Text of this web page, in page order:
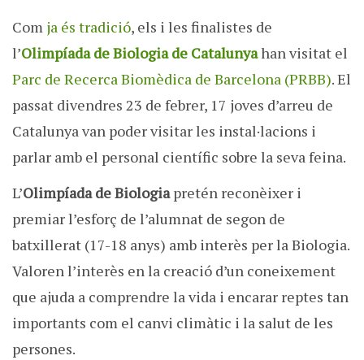
Com ja és tradició, els i les finalistes de
l’Olimpíada de Biologia de Catalunyahan visitat el
Parc de Recerca Biomèdica de Barcelona (PRBB). El
passat divendres 23 de febrer, 17 joves d’arreu de
Catalunya van poder visitar les instal·lacions i
parlar amb el personal científic sobre la seva feina.
L’Olimpíada de Biologiapretén reconèixer i
premiar l’esforç de l’alumnat de segon de
batxillerat (17-18 anys) amb interès per la Biologia.
Valoren l’interès en la creació d’un coneixement
que ajuda a comprendre la vida i encarar reptes tan
importants com el canvi climàtic i la salut de les
persones.